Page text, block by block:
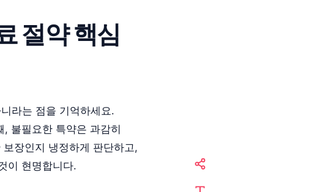
절약 핵심
라는 점을 기억하세요.
불필요한 특약은 과감히
장인지 냉정하게 판단하고,
이 현명합니다.